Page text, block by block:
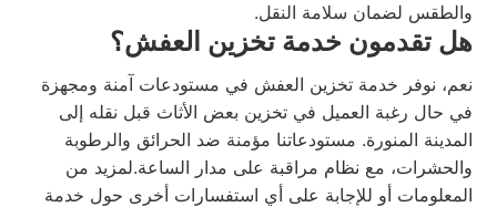
والطقس لضمان سلامة النقل.
هل تقدمون خدمة تخزين العفش؟
نعم، نوفر خدمة تخزين العفش في مستودعات آمنة ومجهزة
في حال رغبة العميل في تخزين بعض الأثاث قبل نقله إلى
المدينة المنورة. مستودعاتنا مؤمنة ضد الحرائق والرطوبة
والحشرات، مع نظام مراقبة على مدار الساعة.لمزيد من
المعلومات أو للإجابة على أي استفسارات أخرى حول خدمة